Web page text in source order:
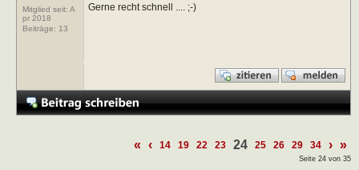
Mitglied seit: A
pr 2018
Beiträge: 13
Gerne recht schnell .... ;-)
« ‹ 14 19 22 23 24 25 26 29 34 › »
Seite 24 von 35